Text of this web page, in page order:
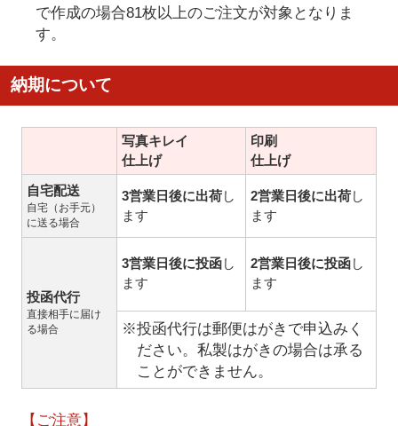
で作成の場合81枚以上のご注文が対象となりま
す。
納期について
写真キレイ
仕上げ
印刷
仕上げ
自宅配送
自宅（お手元）
に送る場合
3営業日後に出荷し
ます
2営業日後に出荷し
ます
投函代行
直接相手に届け
る場合
3営業日後に投函し
ます
2営業日後に投函し
ます
※投函代行は郵便はがきで申込みく
ださい。私製はがきの場合は承る
ことができません。
【ご注意】